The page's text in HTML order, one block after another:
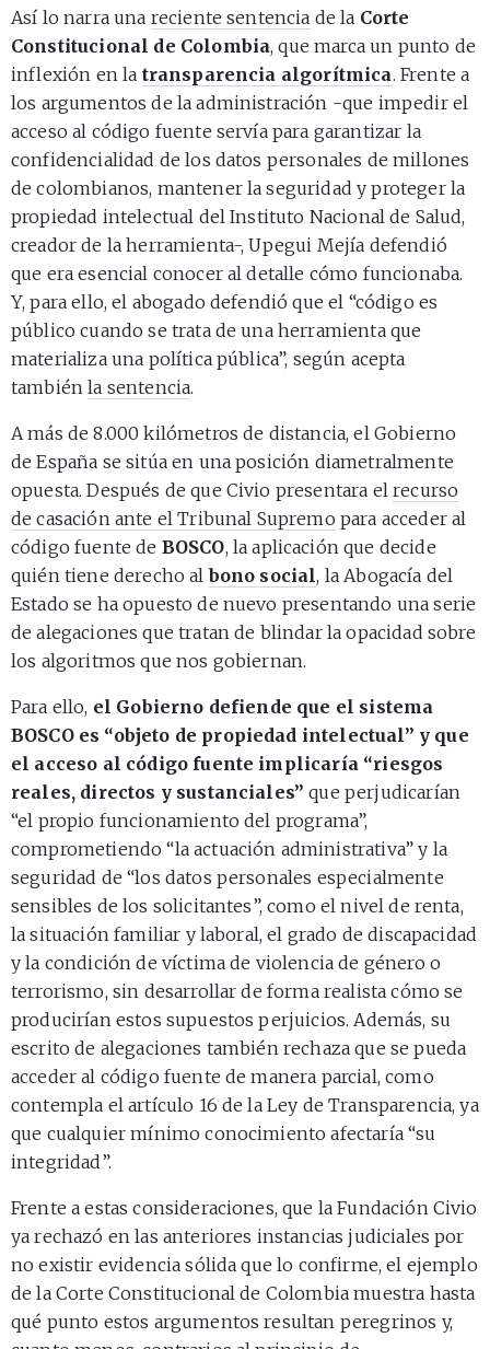
Así lo narra una reciente sentencia de la Corte
Constitucional de Colombia, que marca un punto de
inflexión en la transparencia algorítmica. Frente a
los argumentos de la administración -que impedir el
acceso al código fuente servía para garantizar la
confidencialidad de los datos personales de millones
de colombianos, mantener la seguridad y proteger la
propiedad intelectual del Instituto Nacional de Salud,
creador de la herramienta-, Upegui Mejía defendió
que era esencial conocer al detalle cómo funcionaba.
Y, para ello, el abogado defendió que el “código es
público cuando se trata de una herramienta que
materializa una política pública”, según acepta
tambiénla sentencia.
A más de 8.000 kilómetros de distancia, el Gobierno
de España se sitúa en una posición diametralmente
opuesta. Después de que Civio presentara elrecurso
de casación ante el Tribunal Supremo para acceder al
código fuente de BOSCO, la aplicación que decide
quién tiene derecho albono social, la Abogacía del
Estado se ha opuesto de nuevo presentando una serie
de alegaciones que tratan de blindar la opacidad sobre
los algoritmos que nos gobiernan.
Para ello, el Gobierno defiende que el sistema
BOSCO es “objeto de propiedad intelectual” y que
el acceso al código fuente implicaría “riesgos
reales, directos y sustanciales” que perjudicarían
“el propio funcionamiento del programa”,
comprometiendo “la actuación administrativa” y la
seguridad de “los datos personales especialmente
sensibles de los solicitantes”, como el nivel de renta,
la situación familiar y laboral, el grado de discapacidad
y la condición de víctima de violencia de género o
terrorismo, sin desarrollar de forma realista cómo se
producirían estos supuestos perjuicios. Además, su
escrito de alegaciones también rechaza que se pueda
acceder al código fuente de manera parcial, como
contempla el artículo 16 de la Ley de Transparencia, ya
que cualquier mínimo conocimiento afectaría “su
integridad”.
Frente a estas consideraciones, que la Fundación Civio
ya rechazó en las anteriores instancias judiciales por
no existir evidencia sólida que lo confirme, el ejemplo
de la Corte Constitucional de Colombia muestra hasta
qué punto estos argumentos resultan peregrinos y,